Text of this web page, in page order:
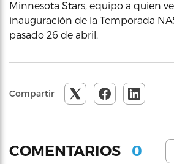
Minnesota Stars, equipo a quien
inauguración de la Temporada
pasado 26 de abril.
Compartir
COMENTARIOS 0